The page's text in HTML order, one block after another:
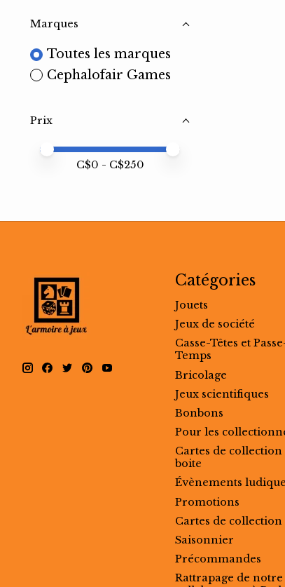
Marques
Toutes les marques
Cephalofair Games
Prix
Prix minimum
Price maximum value
C$0 - C$250
Catégories
Jouets
Jeux de société
Casse-Têtes et
Temps
Bricolage
Jeux scientifiques
Bonbons
Pour les
Cartes de collection
boite
Évènements
Promotions
Cartes de collection
Saisonnier
Précommandes
Rattrapage de notre